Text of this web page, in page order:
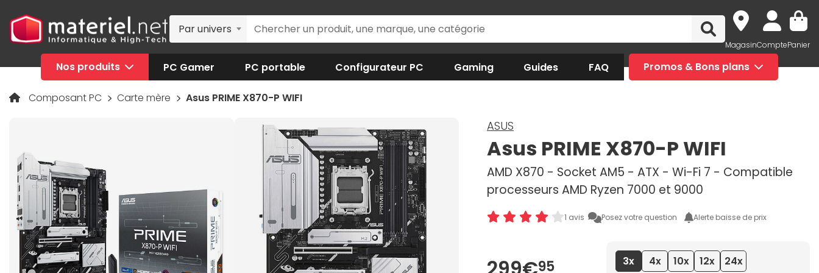
Par univers
MagasinComptePanier
Nos produits PC Gamer PC portable Configurateur PC Gaming Guides FAQ Promos & Bons plans
Composant PC Carte mère Asus PRIME X870-P WIFI
ASUS
Asus PRIME X870-P WIFI
AMD X870 - Socket AM5 - ATX - Wi-Fi 7 - Compatible
processeurs AMD Ryzen 7000 et 9000
1 avis Posez votre question Alerte baisse de prix
95 3x 4x 10x 12x
24x